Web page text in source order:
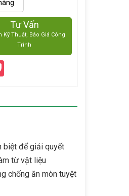
hàng
Tư Vấn
Kỹ Thuật, Báo Giá Công
Trình
Pocket
biệt để giải quyết
từ vật liệu
chống ăn mòn tuyệt